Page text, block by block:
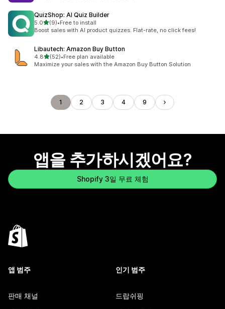
QuizShop: AI Quiz Builder
5.0별 5개 중
(9)
총 리뷰 9개
•Free to install
Boost sales with AI product quizzes. Flat-rate, no click fees!
Libautech: Amazon Buy Button
4.8별 5개 중
(52)
총 리뷰 52개
•Free plan available
Maximize your sales with the Amazon Buy Button Solution
1 2 3 4 9
앱을 추가하시겠어요?
Shopify 3일 무료 체험
앱 범주
판매 채널
인기 범주
드랍쉬핑